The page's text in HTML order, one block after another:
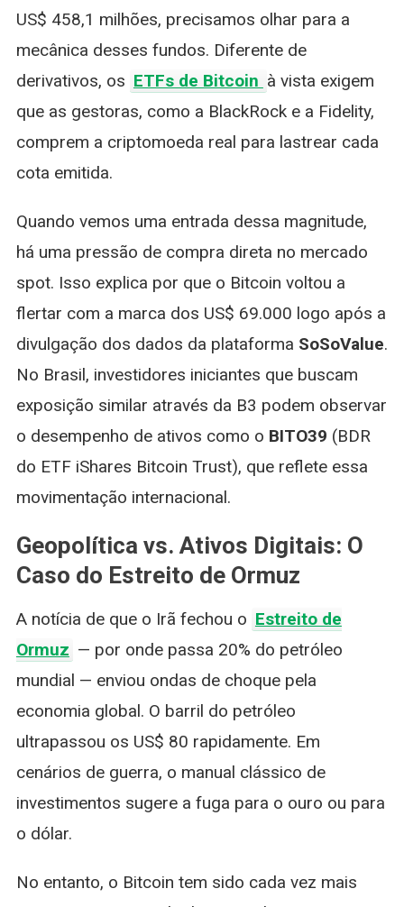
US$ 458,1 milhões, precisamos olhar para a
mecânica desses fundos. Diferente de
derivativos, os ETFs de Bitcoin à vista exigem
que as gestoras, como a BlackRock e a Fidelity,
comprem a criptomoeda real para lastrear cada
cota emitida.
Quando vemos uma entrada dessa magnitude,
há uma pressão de compra direta no mercado
spot. Isso explica por que o Bitcoin voltou a
flertar com a marca dos US$ 69.000 logo após a
divulgação dos dados da plataforma SoSoValue.
No Brasil, investidores iniciantes que buscam
exposição similar através da B3 podem observar
o desempenho de ativos como o BITO39 (BDR
do ETF iShares Bitcoin Trust), que reflete essa
movimentação internacional.
Geopolítica vs. Ativos Digitais: O
Caso do Estreito de Ormuz
A notícia de que o Irã fechou o Estreito de
Ormuz — por onde passa 20% do petróleo
mundial — enviou ondas de choque pela
economia global. O barril do petróleo
ultrapassou os US$ 80 rapidamente. Em
cenários de guerra, o manual clássico de
investimentos sugere a fuga para o ouro ou para
o dólar.
No entanto, o Bitcoin tem sido cada vez mais